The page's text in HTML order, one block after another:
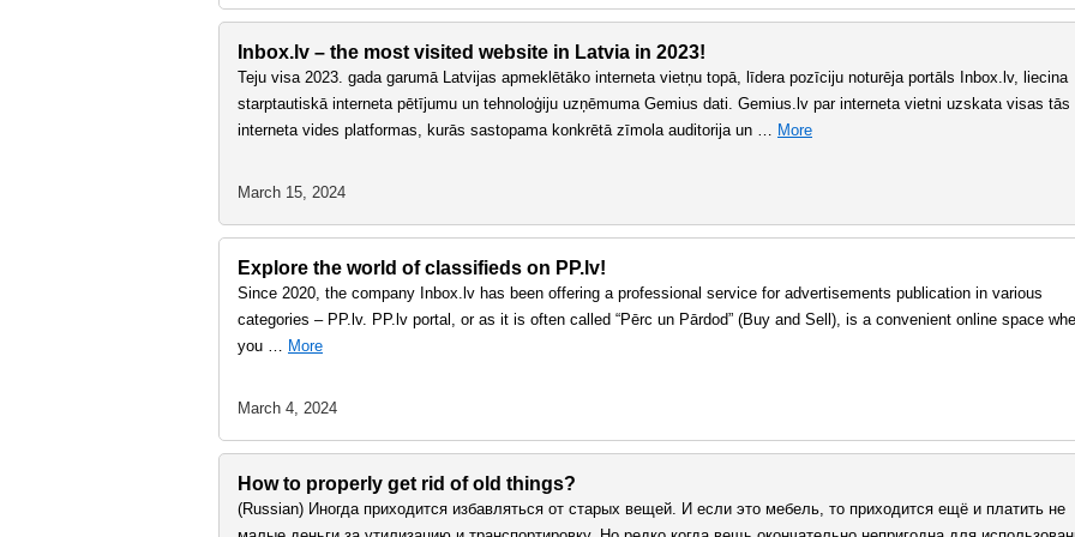
Inbox.lv – the most visited website in Latvia in 2023!
Teju visa 2023. gada garumā Latvijas apmeklētāko interneta vietņu topā, līdera pozīciju noturēja portāls Inbox.lv, liecina
starptautiskā interneta pētījumu un tehnoloģiju uzņēmuma Gemius dati. Gemius.lv par interneta vietni uzskata visas tās
interneta vides platformas, kurās sastopama konkrētā zīmola auditorija un … More
March 15, 2024
Explore the world of classifieds on PP.lv!
Since 2020, the company Inbox.lv has been offering a professional service for advertisements publication in various
categories – PP.lv. PP.lv portal, or as it is often called “Pērc un Pārdod” (Buy and Sell), is a convenient online space
you … More
March 4, 2024
How to properly get rid of old things?
(Russian) Иногда приходится избавляться от старых вещей. И если это мебель, то приходится ещё и платить не